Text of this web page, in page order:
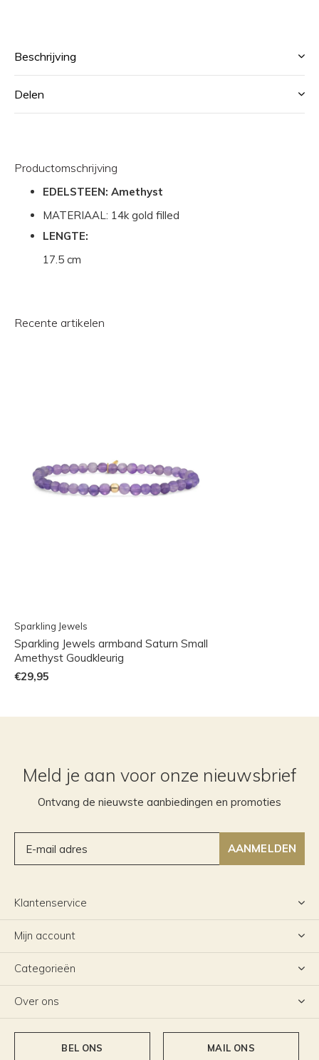
Beschrijving
Delen
Productomschrijving
EDELSTEEN: Amethyst
MATERIAAL: 14k gold filled
LENGTE:
17.5 cm
Recente artikelen
Sparkling Jewels
Sparkling Jewels armband Saturn Small
Amethyst Goudkleurig
€29,95
Meld je aan voor onze nieuwsbrief
Ontvang de nieuwste aanbiedingen en promoties
AANMELDEN
Klantenservice
Mijn account
Categorieën
Over ons
BEL ONS MAIL ONS